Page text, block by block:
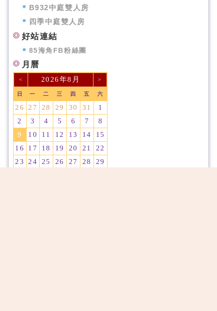
B932中庭雙人房
四季中庭雙人房
好站連結
85海角FB粉絲團
月曆
< 2026年8月 >
日 一 二 三 四 五 六
26 27 28 29 30 31
1
2
3 4 5 6 7
8
9
10 11 12 13 14
15
16
17 18 19 20 21
22
23
24 25 26 27 28
29